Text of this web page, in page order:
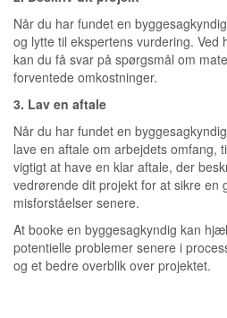
Når du har fundet en
og lytte til ekspertens vurdering.
kan du få svar på spørgsmål om
forventede omkostninger.
3. Lav en aftale
Når du har fundet en
lave en aftale om arbejdets omfang,
vigtigt at have en klar aftale, der
vedrørende dit projekt for at sikre en
misforståelser senere.
At booke en byggesagkyndig kan
potentielle problemer senere i
og et bedre overblik over projektet.